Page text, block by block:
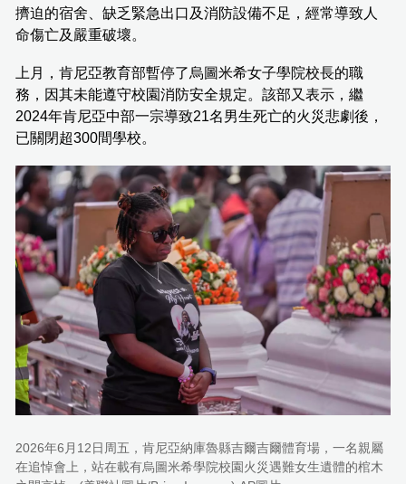
擠迫的宿舍、缺乏緊急出口及消防設備不足，經常導致人
命傷亡及嚴重破壞。
上月，肯尼亞教育部暫停了烏圖米希女子學院校長的職
務，因其未能遵守校園消防安全規定。該部又表示，繼
2024年肯尼亞中部一宗導致21名男生死亡的火災悲劇後，
已關閉超300間學校。
2026年6月12日周五，肯尼亞納庫魯縣吉爾吉爾體育場，一名親屬
在追悼會上，站在載有烏圖米希學院校園火災遇難女生遺體的棺木